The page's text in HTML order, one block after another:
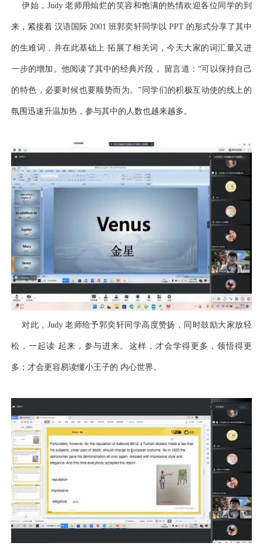
伊始，Judy 老师用灿烂的笑容和饱满的热情欢迎各位同学的到
来，紧接着 汉语国际 2001 班郭奕轩同学以 PPT 的形式分享了其中
的生难词，并在此基础上 拓展了相关词，今天大家的词汇量又进
一步的增加。他阅读了其中的经典片段， 留言道：“可以保持自己
的特色，必要时候也要顺势而为。”同学们的积极互动使的线上的
氛围迅速升温加热，参与其中的人数也越来越多。
对此，Judy 老师给予郭奕轩同学高度赞扬，同时鼓励大家放轻
松，一起读 起来，参与进来。这样，才会学得更多，领悟得更
多；才会更容易读懂小王子的 内心世界。